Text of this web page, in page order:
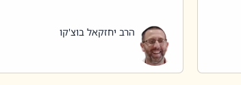
הרב יחזקאל בוצ'קו